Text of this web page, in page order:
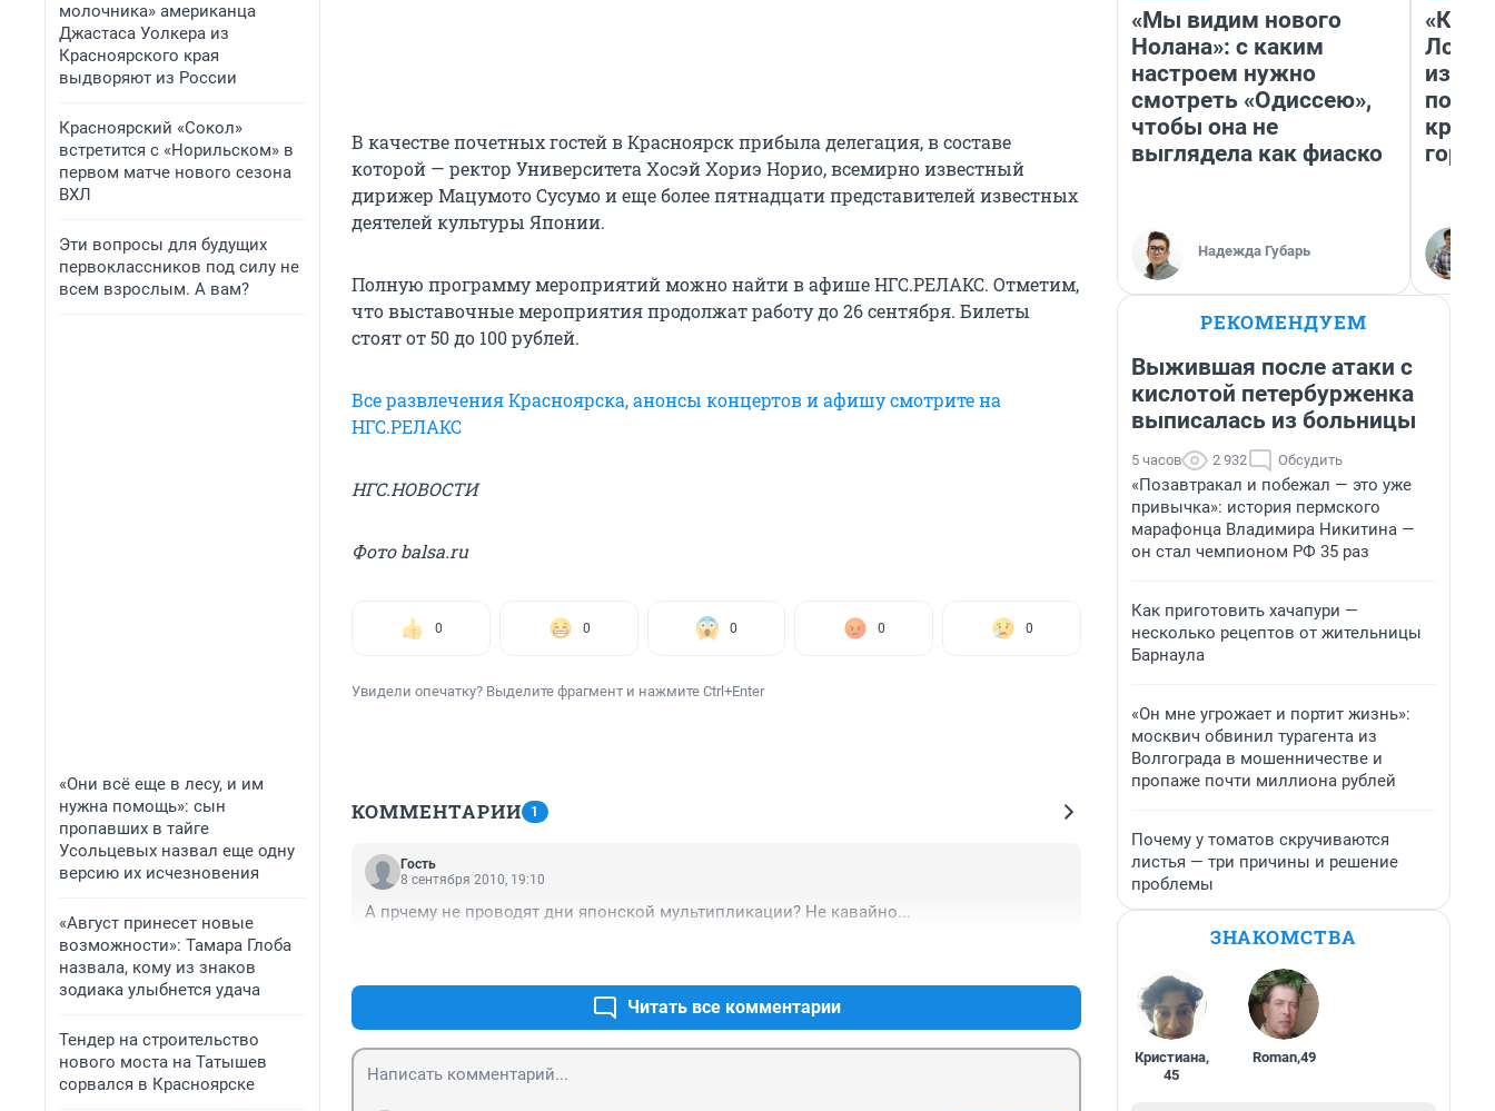
молочника» американца
Джастаса Уолкера из
Красноярского края
выдворяют из России
Красноярский «Сокол»
встретится с «Норильском» в
первом матче нового сезона
ВХЛ
Эти вопросы для будущих
первоклассников под силу не
всем взрослым. А вам?
«Они всё еще в лесу, и им
нужна помощь»: сын
пропавших в тайге
Усольцевых назвал еще одну
версию их исчезновения
«Август принесет новые
возможности»: Тамара Глоба
назвала, кому из знаков
зодиака улыбнется удача
Тендер на строительство
нового моста на Татышев
сорвался в Красноярске
В качестве почетных гостей в Красноярск прибыла делегация, в составе
которой — ректор Университета Хосэй Хориэ Норио, всемирно известный
дирижер Мацумото Сусумо и еще более пятнадцати представителей известных
деятелей культуры Японии.
Полную программу мероприятий можно найти в афише НГС.РЕЛАКС. Отметим,
что выставочные мероприятия продолжат работу до 26 сентября. Билеты
стоят от 50 до 100 рублей.
Все развлечения Красноярска, анонсы концертов и афишу смотрите на
НГС.РЕЛАКС
НГС.НОВОСТИ
Фото balsa.ru
0 0 0 0 0
Увидели опечатку? Выделите фрагмент и нажмите Ctrl+Enter
КОММЕНТАРИИ 1
Гость
8 сентября 2010, 19:10
А прчему не проводят дни японской мультипликации? Не кавайно...
Читать все комментарии
«Мы видим нового
Нолана»: с каким
настроем нужно
смотреть «Одиссею»,
чтобы она не
выглядела как фиаско
Надежда Губарь
«Как
из
круче
РЕКОМЕНДУЕМ
Выжившая после атаки с
кислотой петербурженка
выписалась из больницы
5 часов 2 932 Обсудить
«Позавтракал и побежал — это уже
привычка»: история пермского
марафонца Владимира Никитина —
он стал чемпионом РФ 35 раз
Как приготовить хачапури —
несколько рецептов от жительницы
Барнаула
«Он мне угрожает и портит жизнь»:
москвич обвинил турагента из
Волгограда в мошенничестве и
пропаже почти миллиона рублей
Почему у томатов скручиваются
листья — три причины и решение
проблемы
ЗНАКОМСТВА
Кристиана,
45
Roman,49